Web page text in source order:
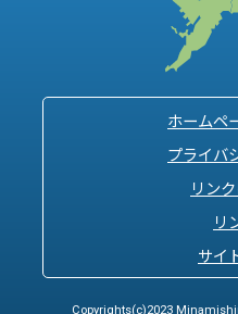
ホームペ
プライバ
リン
リ
サイ
Copyrights(c)2023